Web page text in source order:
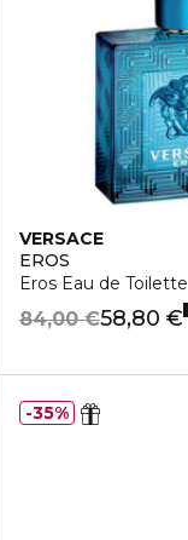
VERSACE
EROS
Eros Eau de Toilette
58,80 €
84,00 €
35%